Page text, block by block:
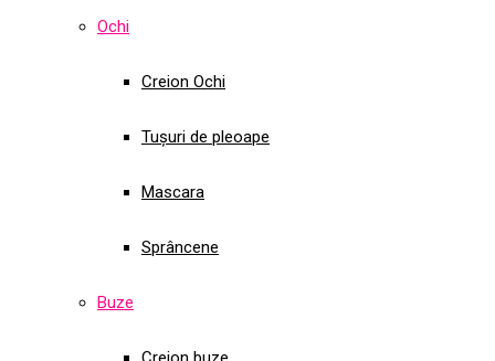
Ochi
Creion Ochi
Tușuri de pleoape
Mascara
Sprâncene
Buze